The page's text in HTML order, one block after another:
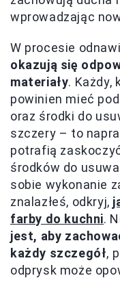
wprowadzając
W procesie
okazują się
materiały. Każdy,
powinien mieć
oraz środki do
szczery – to
potrafią
środków do
sobie wykonanie
znalazłeś, odkryj,
farby do kuchni.
jest, aby
każdy szczegół,
odprysk może